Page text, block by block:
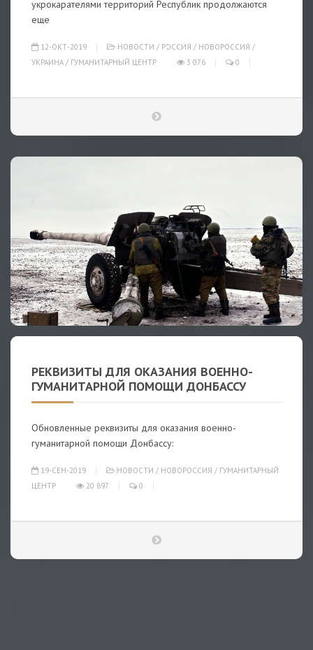
укрокарателями территорий Республик продолжаются
еще
12-ОКТ-2019 НОВОСТИ / РОССИЯ / НОВОРОССИЯ /
УКРАИНА / ГУМАНИТАРНЫЙ ЦЕНТР 3 076 0
РЕКВИЗИТЫ ДЛЯ ОКАЗАНИЯ ВОЕННО-
ГУМАНИТАРНОЙ ПОМОЩИ ДОНБАССУ
Обновленные реквизиты для оказания военно-
гуманитарной помощи Донбассу:
19-СЕН-2019 НОВОСТИ / НОВОРОССИЯ / ГУМАНИТАРНЫЙ
ЦЕНТР
20 897 0